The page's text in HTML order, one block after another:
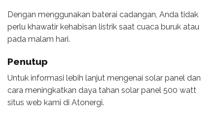
Dengan menggunakan baterai cadangan, Anda tidak
perlu khawatir kehabisan listrik saat cuaca buruk atau
pada malam hari.
Penutup
Untuk informasi lebih lanjut mengenai solar panel dan
cara meningkatkan daya tahan solar panel 500 watt
situs web kami di Atonergi.